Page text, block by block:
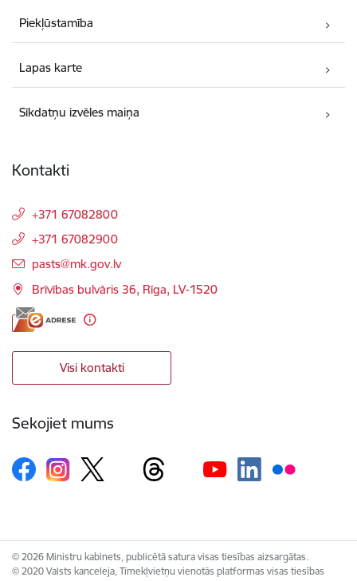
Piekļūstamība
Lapas karte
Sīkdatņu izvēles maiņa
Kontakti
+371 67082800
+371 67082900
E-pasts:
pasts@mk.gov.lv
Brīvības bulvāris 36, Rīga, LV-1520
Visi kontakti
Sekojiet mums
© 2026 Ministru kabinets, publicētā satura visas tiesības aizsargātas.
© 2020 Valsts kanceleja, Tīmekļvietņu vienotās platformas visas tiesības